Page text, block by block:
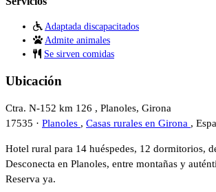
Adaptada discapacitados
Admite animales
Se sirven comidas
Ubicación
Ctra. N-152 km 126 , Planoles, Girona
17535 · Planoles , Casas rurales en Girona ,
Hotel rural para 14 huéspedes, 12 dormitorios,
Desconecta en Planoles, entre montañas y
Reserva ya.